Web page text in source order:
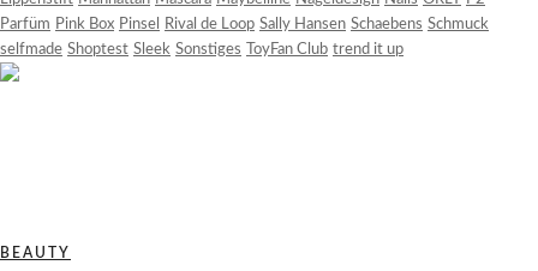
Parfüm Pink Box Pinsel Rival de Loop Sally Hansen Schaebens Schmuck
selfmade Shoptest Sleek Sonstiges ToyFan Club trend it up
BEAUTY